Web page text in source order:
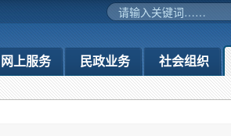
网上服务 民政业务 社会组织